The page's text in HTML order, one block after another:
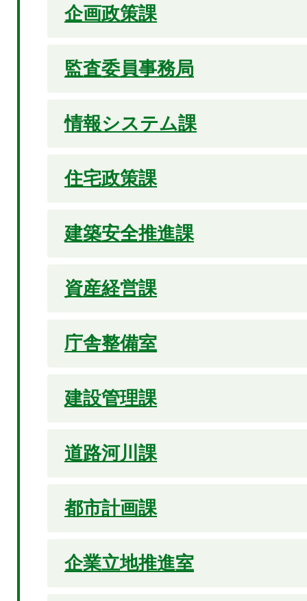
企画政策課
監査委員事務局
情報システム課
住宅政策課
建築安全推進課
資産経営課
庁舎整備室
建設管理課
道路河川課
都市計画課
企業立地推進室